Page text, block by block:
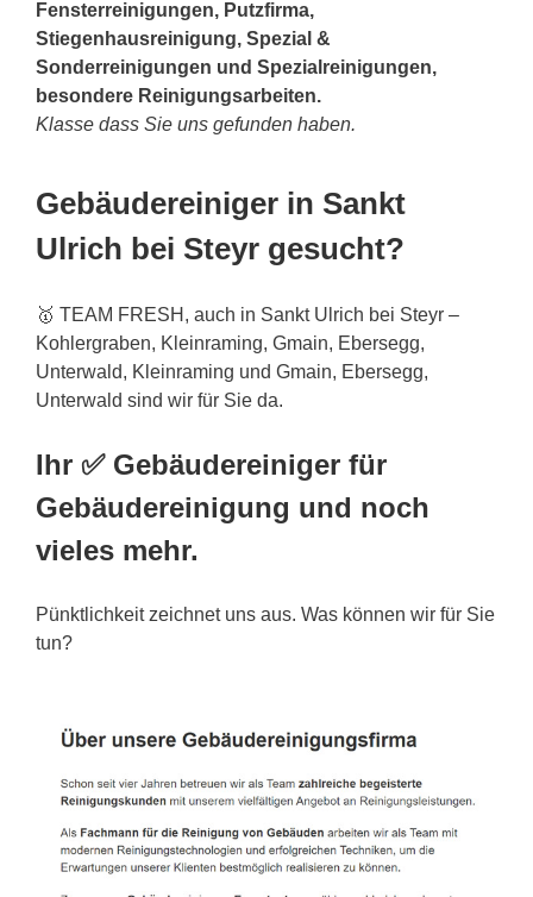
Fensterreinigungen, Putzfirma,
Stiegenhausreinigung, Spezial &
Sonderreinigungen und Spezialreinigungen,
besondere Reinigungsarbeiten.
Klasse dass Sie uns gefunden haben.
Gebäudereiniger in Sankt
Ulrich bei Steyr gesucht?
🥇 TEAM FRESH, auch in Sankt Ulrich bei Steyr –
Kohlergraben, Kleinraming, Gmain, Ebersegg,
Unterwald, Kleinraming und Gmain, Ebersegg,
Unterwald sind wir für Sie da.
Ihr ✅ Gebäudereiniger für
Gebäudereinigung und noch
vieles mehr.
Pünktlichkeit zeichnet uns aus. Was können wir für Sie
tun?